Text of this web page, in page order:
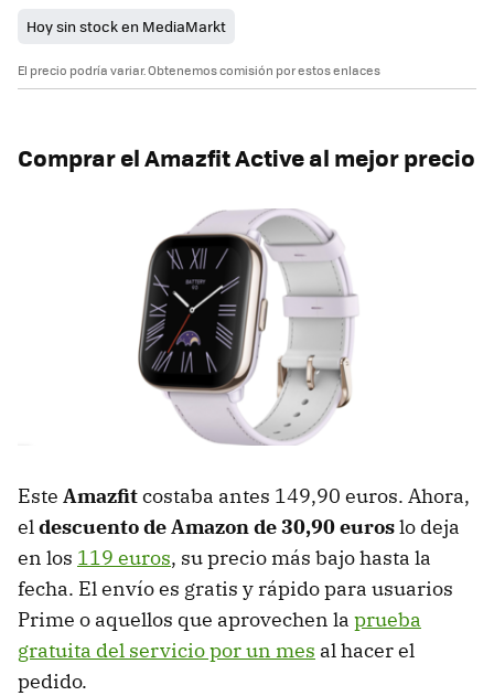
Hoy sin stock en MediaMarkt
El precio podría variar. Obtenemos comisión por estos enlaces
Comprar el Amazfit Active al mejor precio
Este Amazfitcostaba antes 149,90 euros. Ahora,
eldescuento de Amazon de 30,90 euroslo deja
en los 119 euros, su precio más bajo hasta la
fecha. El envío es gratis y rápido para usuarios
Prime o aquellos que aprovechen la prueba
gratuita del servicio por un mes al hacer el
pedido.